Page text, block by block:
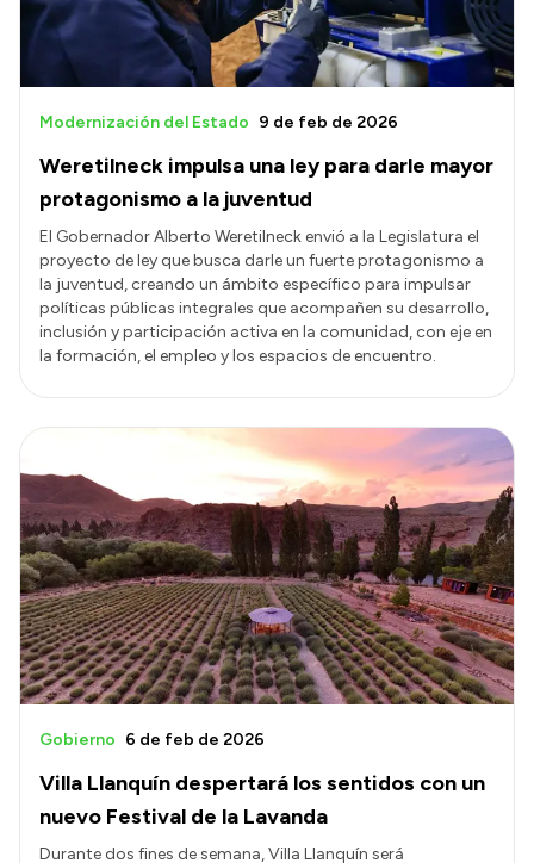
Weretilneck impulsa una ley para darle mayor
protagonismo a la juventud
Modernización del Estado 9 de feb de 2026
El Gobernador Alberto Weretilneck envió a la Legislatura el
proyecto de ley que busca darle un fuerte protagonismo a
la juventud, creando un ámbito específico para impulsar
políticas públicas integrales que acompañen su desarrollo,
inclusión y participación activa en la comunidad, con eje en
la formación, el empleo y los espacios de encuentro.
Villa Llanquín despertará los sentidos con un
nuevo Festival de la Lavanda
Gobierno 6 de feb de 2026
Durante dos fines de semana, Villa Llanquín será